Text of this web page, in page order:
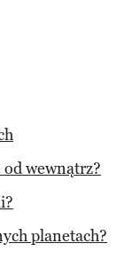
wewnątrz?
planetach?